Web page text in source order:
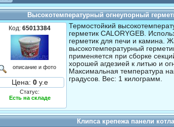
Высокотемпературный огнеупорный
Код:65013384
описание и фото
Цена: 0 у.е
Статус:
Есть на складе
Термостойкий
герметик CALORYGEB.
герметик для печи и камина.
высокотемпературный
применяется при сборке
хорошей агдезией к литью и
Максимальная температура
градусов. Вес: 1 килограмм.
Клипса крепежа панели котла